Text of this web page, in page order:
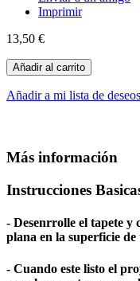
Imprimir
13,50 €
Añadir al carrito
Añadir a mi lista de deseos
Más información
Instrucciones
- Desenrrolle el tapete y
plana en la superficie
- Cuando este listo el